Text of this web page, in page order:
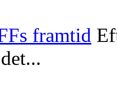
framtid